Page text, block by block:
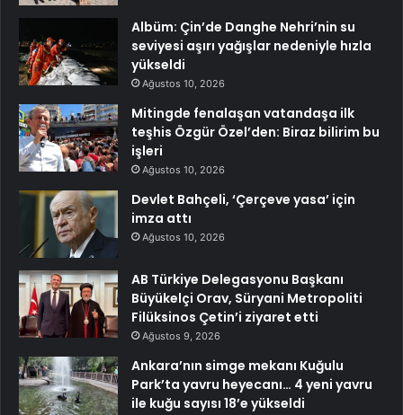
Albüm: Çin’de Danghe Nehri’nin su
seviyesi aşırı yağışlar nedeniyle hızla
yükseldi
Ağustos 10, 2026
Mitingde fenalaşan vatandaşa ilk
teşhis Özgür Özel’den: Biraz bilirim bu
işleri
Ağustos 10, 2026
Devlet Bahçeli, ‘Çerçeve yasa’ için
imza attı
Ağustos 10, 2026
AB Türkiye Delegasyonu Başkanı
Büyükelçi Orav, Süryani Metropoliti
Filüksinos Çetin’i ziyaret etti
Ağustos 9, 2026
Ankara’nın simge mekanı Kuğulu
Park’ta yavru heyecanı… 4 yeni yavru
ile kuğu sayısı 18’e yükseldi